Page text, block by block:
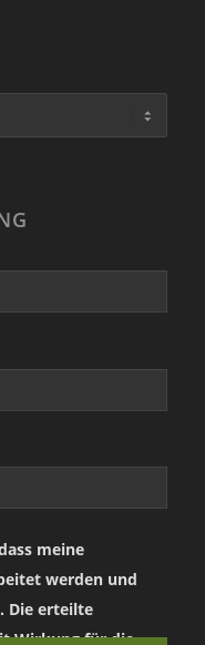
meine
werden und
Die erteilte
Wirkung für die